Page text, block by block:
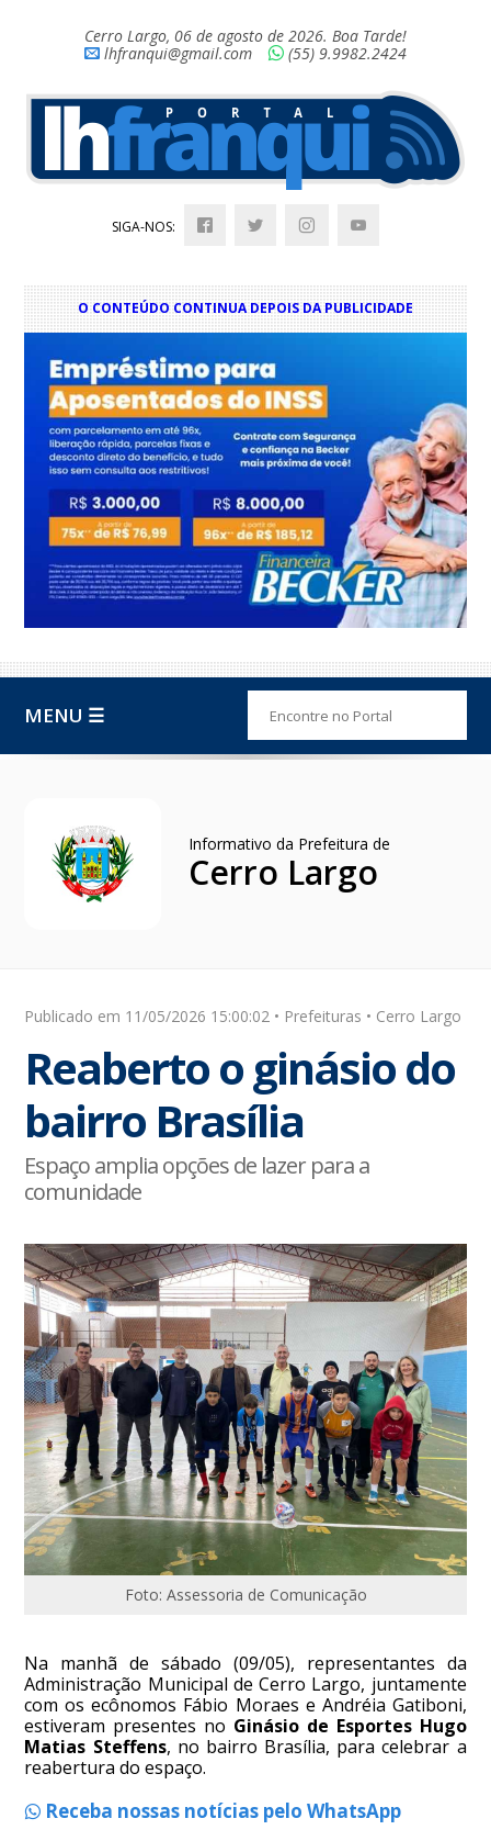
Cerro Largo, 06 de agosto de 2026. Boa Tarde!
lhfranqui@gmail.com
(55) 9.9982.2424
SIGA-NOS:
O CONTEÚDO CONTINUA DEPOIS DA PUBLICIDADE
MENU ☰
Informativo da Prefeitura de
Cerro Largo
Publicado em 11/05/2026 15:00:02 • Prefeituras • Cerro Largo
Reaberto o ginásio do
bairro Brasília
Espaço amplia opções de lazer para a
comunidade
Foto: Assessoria de Comunicação
Na manhã de sábado (09/05), representantes da
Administração Municipal de Cerro Largo, juntamente
com os ecônomos Fábio Moraes e Andréia Gatiboni,
estiveram presentes no Ginásio de Esportes Hugo
Matias Steffens, no bairro Brasília, para celebrar a
reabertura do espaço.
Receba nossas notícias pelo WhatsApp